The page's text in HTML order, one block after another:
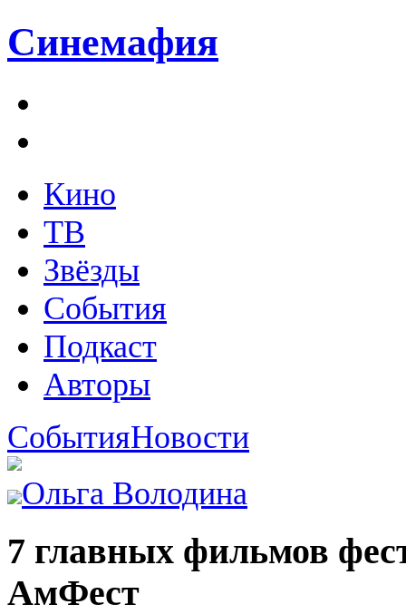
Синемафия
Кино
ТВ
Звёзды
События
Подкаст
Авторы
СобытияНовости
Ольга Володина
7 главных фильмов
АмФест